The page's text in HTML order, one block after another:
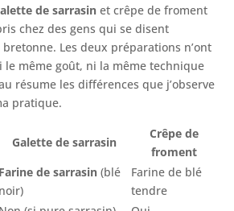
de sarrasin et crêpe de froment
chez des gens qui se disent
Les deux préparations n’ont
le même goût, ni la même technique
résume les différences que j’observe
pratique.
Galette de sarrasin
Crêpe de
froment
Farine de sarrasin (blé
noir)
Farine de blé
tendre